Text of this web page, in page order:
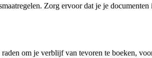
Zorg ervoor dat je je
om je verblijf van tevoren te boeken,